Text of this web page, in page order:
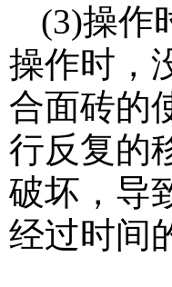
(3)操作
操作时，
合面砖的
行反复的
破坏，导
经过时间